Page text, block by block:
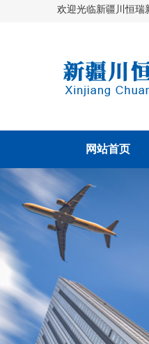
欢迎光临新疆川恒瑞
网站首页